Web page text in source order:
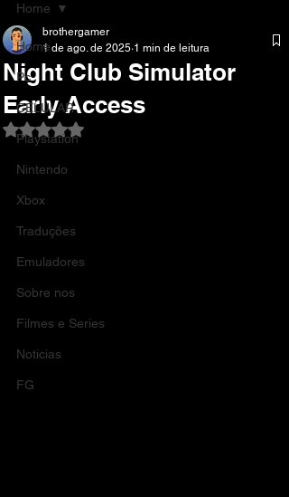
Home
Pc
CELULAR
Playstation
Nintendo
Xbox
Traduções
Emuladores
Sobre nos
Filmes e Series
Noticias
FG
Home
Night Club Simulator
Early Access
brothergamer
1 de ago. de 2025 1 min de leitura
Avaliado com NaN de 5 estrelas.